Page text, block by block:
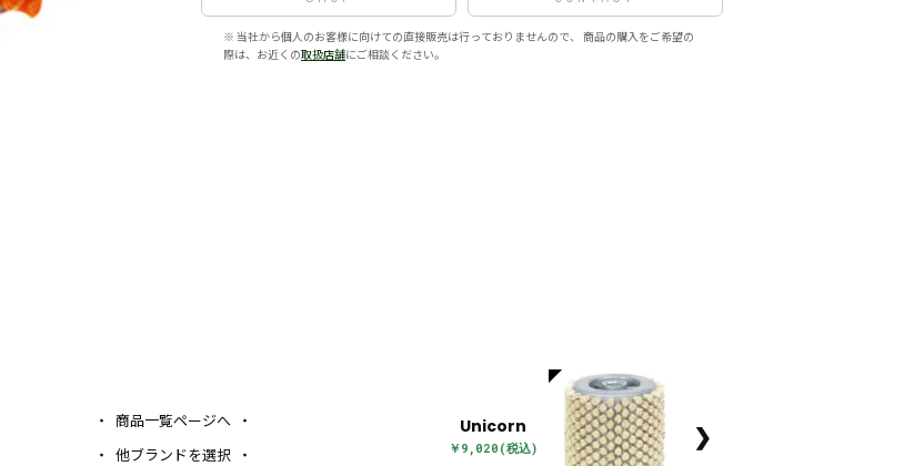
※ 当社から個人のお客様に向けての直接販売は行っておりませんので、 商品の購入をご希望の
際は、お近くの取扱店舗にご相談ください。
Unicorn
￥9,020(税込) ❯
商品一覧ページへ
他ブランドを選択